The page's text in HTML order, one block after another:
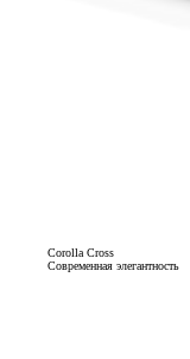
Corolla Cross
Современная элегантность